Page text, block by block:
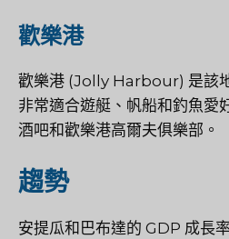
歡樂港
歡樂港 (Jolly Harbour) 是該
非常適合遊艇、帆船和釣魚愛
酒吧和歡樂港高爾夫俱樂部。
趨勢
安提瓜和巴布達的 GDP 成長